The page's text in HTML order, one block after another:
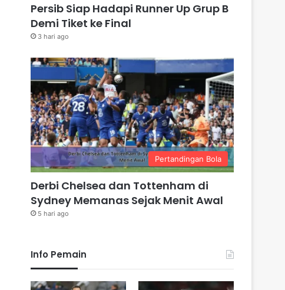
Persib Siap Hadapi Runner Up Grup B
Demi Tiket ke Final
3 hari ago
Pertandingan Bola
Derbi Chelsea dan Tottenham di
Sydney Memanas Sejak Menit Awal
5 hari ago
Info Pemain